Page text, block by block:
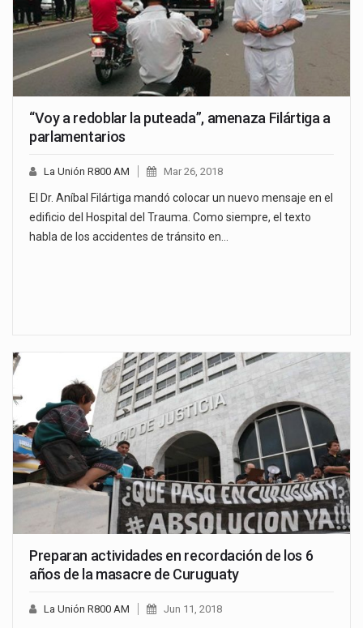
“Voy a redoblar la puteada”, amenaza Filártiga a
parlamentarios
La Unión R800 AM Mar 26, 2018
El Dr. Aníbal Filártiga mandó colocar un nuevo mensaje en el
edificio del Hospital del Trauma. Como siempre, el texto
habla de los accidentes de tránsito en…
Preparan actividades en recordación de los 6
años de la masacre de Curuguaty
La Unión R800 AM Jun 11, 2018